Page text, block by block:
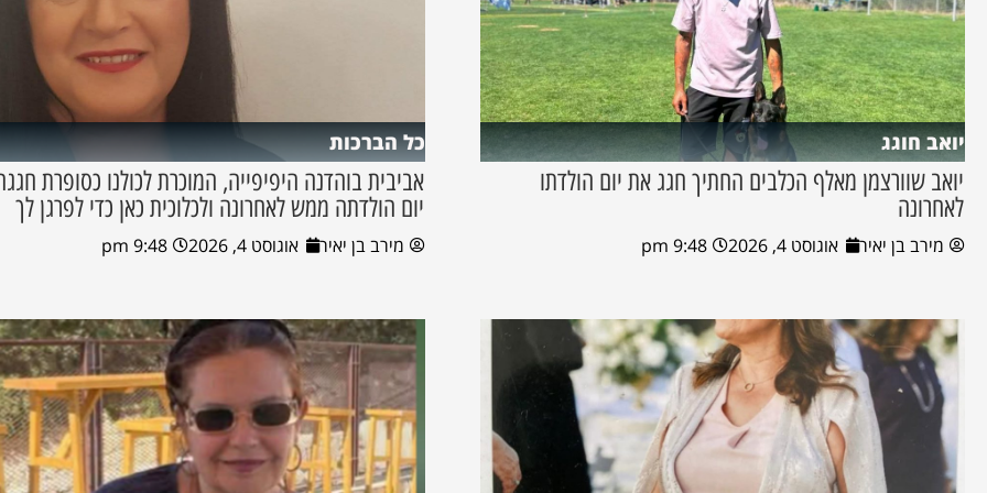
יואב חוגג
יואב שוורצמן מאלף הכלבים החתיך חגג את יום הולדתו
לאחרונה
מירב בן יאיר אוגוסט 4, 2026 9:48 pm
כל הברכות
אביבית בוהדנה היפיפייה, המוכרת לכולנו כסופרת
יום הולדתה ממש לאחרונה ולכלוכית כאן כדי לפרגן לך
מירב בן יאיר אוגוסט 4, 2026 9:48 pm